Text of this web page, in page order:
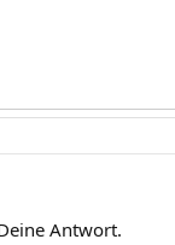
Antwort.